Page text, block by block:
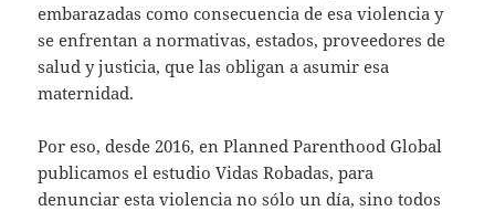
embarazadas como consecuencia de esa violencia y
se enfrentan a normativas, estados, proveedores de
salud y justicia, que las obligan a asumir esa
maternidad.
Por eso, desde 2016, en Planned Parenthood Global
publicamos el estudio Vidas Robadas, para
denunciar esta violencia no sólo un día, sino todos